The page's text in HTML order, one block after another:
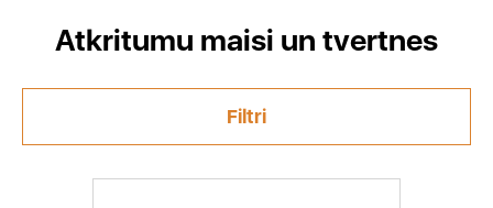
Atkritumu maisi un tvertnes
Filtri